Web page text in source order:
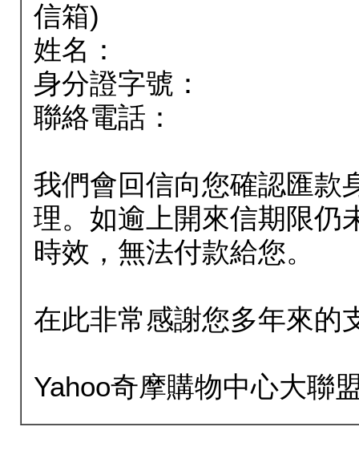
信箱)
姓名：
身分證字號：
聯絡電話：
我們會回信向您確認匯款
理。如逾上開來信期限仍
時效，無法付款給您。
在此非常感謝您多年來的
Yahoo奇摩購物中心大